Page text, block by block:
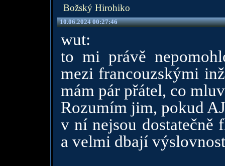
Božský Hirohiko
10.06.2024 00:27:46
wut:
to mi právě
mezi francouzskými
mám pár přátel, co
Rozumím jim, pokud
v ní nejsou dostatečně
a velmi dbají